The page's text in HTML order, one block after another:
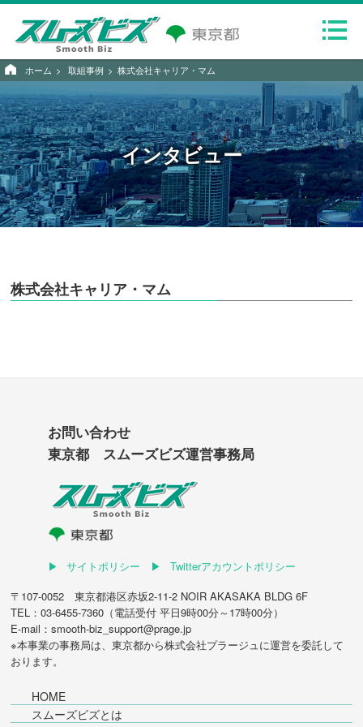
ホーム 取組事例 株式会社キャリア・マム
インタビュー
株式会社キャリア・マム
お問い合わせ
東京都 スムーズビズ運営事務局
サイトポリシー
Twitterアカウントポリシー
〒107-0052 東京都港区赤坂2-11-2 NOIR AKASAKA BLDG 6F
TEL：03-6455-7360（電話受付 平日9時00分～17時00分）
E-mail：smooth-biz_support@prage.jp
※本事業の事務局は、東京都から株式会社プラージュに運営を委託して
おります。
HOME
スムーズビズとは